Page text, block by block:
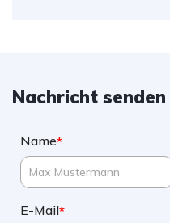
Nachricht senden
Name*
E-Mail*